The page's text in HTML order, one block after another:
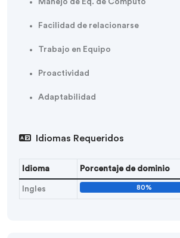
Manejo de Eq. de Computo
Facilidad de relacionarse
Trabajo en Equipo
Proactividad
Adaptabilidad
Idiomas Requeridos
Idioma Porcentaje de dominio
Ingles 80%